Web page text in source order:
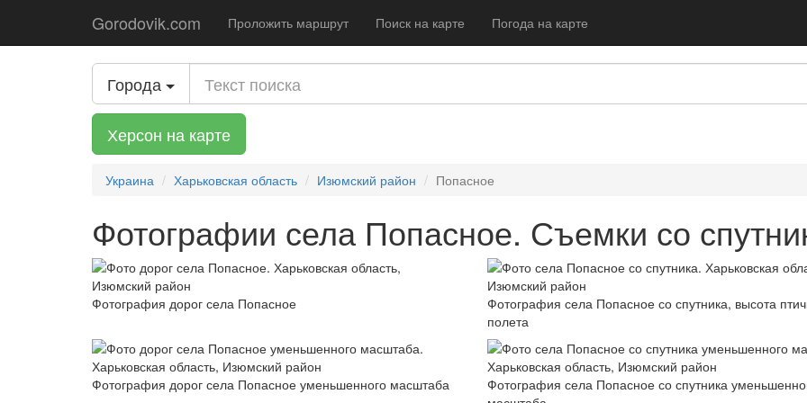
Gorodovik.com Проложить маршрут Поиск на карте Погода на карте
Города
Херсон на карте
Украина Харьковская область Изюмский район Попасное
Фотографии села Попасное. Съемки со
Фотография дорог села Попасное
Фотография села Попасное со спутника, высота
полета
Фотография дорог села Попасное уменьшенного масштаба
Фотография села Попасное со спутника